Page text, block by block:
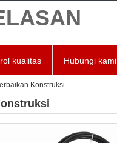
kualitas Hubungi kami
Konstruksi